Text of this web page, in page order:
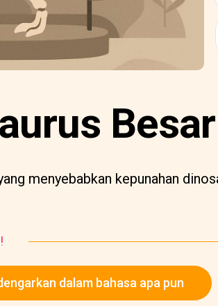
Besar
menyebabkan kepunahan
dalam bahasa apa pun